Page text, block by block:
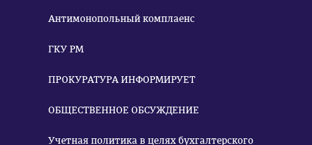
Антимонопольный комплаенс
ГКУ РМ
ПРОКУРАТУРА ИНФОРМИРУЕТ
ОБЩЕСТВЕННОЕ ОБСУЖДЕНИЕ
Учетная политика в целях бухгалтерского